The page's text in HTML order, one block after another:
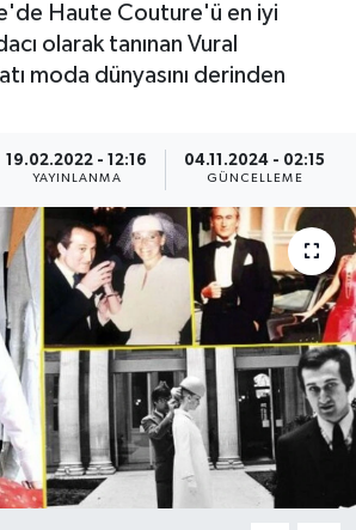
Haute Couture'ü en iyi
olarak tanınan Vural
moda dünyasını derinden
19.02.2022 - 12:16
YAYINLANMA
04.11.2024 - 02:15
GÜNCELLEME